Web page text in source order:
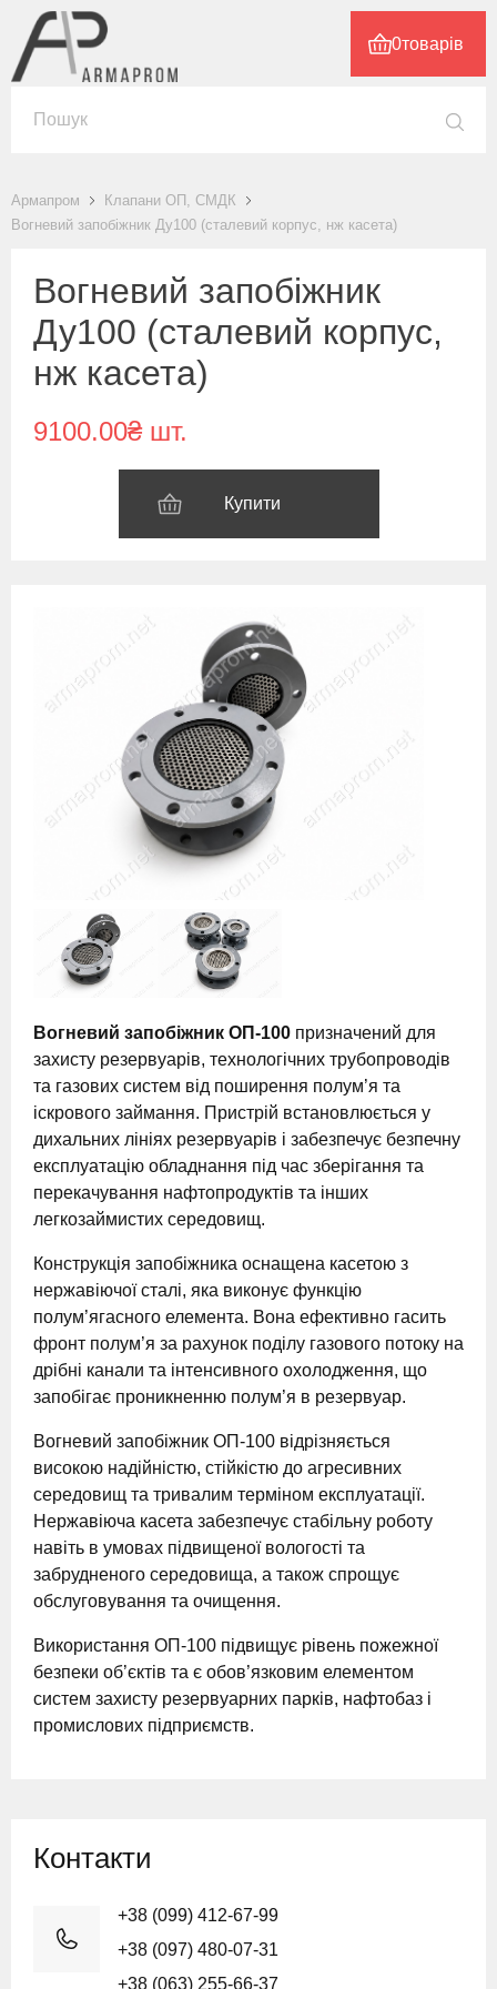
0товарів
Армапром
Клапани ОП, СМДК
Вогневий запобіжник Ду100 (сталевий корпус, нж касета)
Вогневий запобіжник
Ду100 (сталевий корпус,
нж касета)
9100.00₴ шт.
Купити
Вогневий запобіжник ОП-100 призначений для
захисту резервуарів, технологічних трубопроводів
та газових систем від поширення полум’я та
іскрового займання. Пристрій встановлюється у
дихальних лініях резервуарів і забезпечує безпечну
експлуатацію обладнання під час зберігання та
перекачування нафтопродуктів та інших
легкозаймистих середовищ.
Конструкція запобіжника оснащена касетою з
нержавіючої сталі, яка виконує функцію
полум’ягасного елемента. Вона ефективно гасить
фронт полум’я за рахунок поділу газового потоку на
дрібні канали та інтенсивного охолодження, що
запобігає проникненню полум’я в резервуар.
Вогневий запобіжник ОП-100 відрізняється
високою надійністю, стійкістю до агресивних
середовищ та тривалим терміном експлуатації.
Нержавіюча касета забезпечує стабільну роботу
навіть в умовах підвищеної вологості та
забрудненого середовища, а також спрощує
обслуговування та очищення.
Використання ОП-100 підвищує рівень пожежної
безпеки об’єктів та є обов’язковим елементом
систем захисту резервуарних парків, нафтобаз і
промислових підприємств.
Контакти
+38 (099) 412-67-99
+38 (097) 480-07-31
+38 (063) 255-66-37